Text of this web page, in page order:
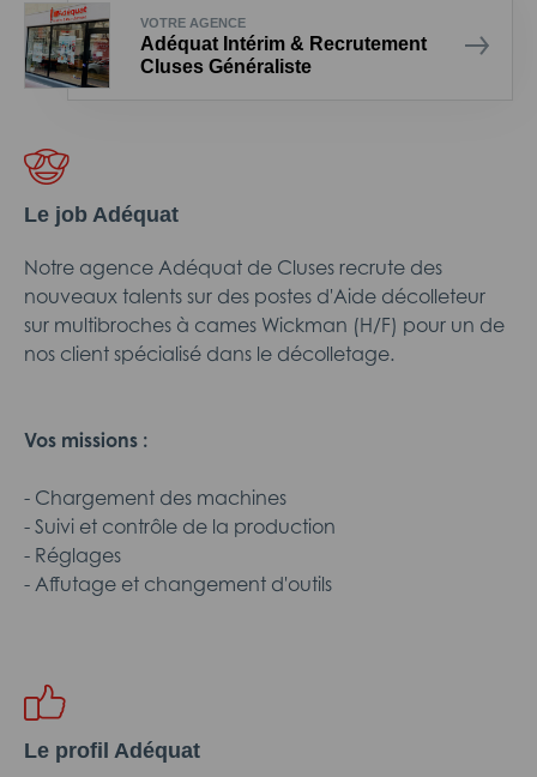
VOTRE AGENCE
Adéquat Intérim & Recrutement
Cluses Généraliste
Le job Adéquat
Notre agence Adéquat de Cluses recrute des
nouveaux talents sur des postes d'Aide décolleteur
sur multibroches à cames Wickman (H/F) pour un de
nos client spécialisé dans le décolletage.
Vos missions :
- Chargement des machines
- Suivi et contrôle de la production
- Réglages
- Affutage et changement d'outils
Le profil Adéquat